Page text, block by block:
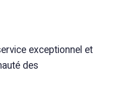
exceptionnel et
des